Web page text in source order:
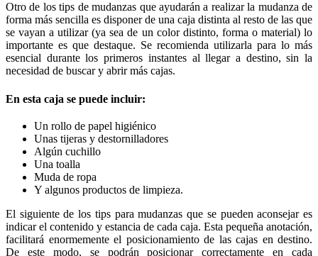
Otro de los tips de mudanzas que ayudarán a realizar la mudanza de
forma más sencilla es disponer de una caja distinta al resto de las que
se vayan a utilizar (ya sea de un color distinto, forma o material) lo
importante es que destaque. Se recomienda utilizarla para lo más
esencial durante los primeros instantes al llegar a destino, sin la
necesidad de buscar y abrir más cajas.
En esta caja se puede incluir:
Un rollo de papel higiénico
Unas tijeras y destornilladores
Algún cuchillo
Una toalla
Muda de ropa
Y algunos productos de limpieza.
El siguiente de los tips para mudanzas que se pueden aconsejar es
indicar el contenido y estancia de cada caja. Esta pequeña anotación,
facilitará enormemente el posicionamiento de las cajas en destino.
De este modo, se podrán posicionar correctamente en cada